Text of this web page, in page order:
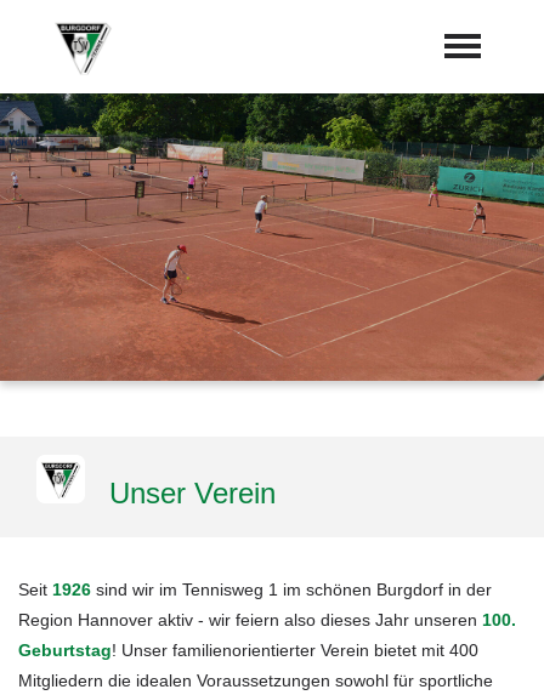
Startseite
Neues vom Tennisweg
Termine
Vorstand
Sponsoren
"Jetzt Mitglied werden"
Unser Verein
Seit 1926 sind wir im Tennisweg 1 im schönen Burgdorf in der
Region Hannover aktiv - wir feiern also dieses Jahr unseren 100.
Geburtstag! Unser familienorientierter Verein bietet mit 400
Mitgliedern die idealen Voraussetzungen sowohl für sportliche